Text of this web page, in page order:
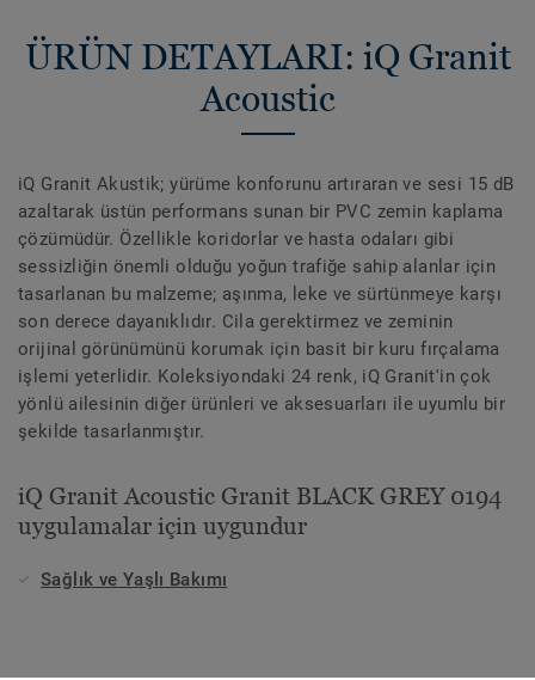
ÜRÜN DETAYLARI: iQ Granit
Acoustic
iQ Granit Akustik; yürüme konforunu artıraran ve sesi 15 dB
azaltarak üstün performans sunan bir PVC zemin kaplama
çözümüdür. Özellikle koridorlar ve hasta odaları gibi
sessizliğin önemli olduğu yoğun trafiğe sahip alanlar için
tasarlanan bu malzeme; aşınma, leke ve sürtünmeye karşı
son derece dayanıklıdır. Cila gerektirmez ve zeminin
orijinal görünümünü korumak için basit bir kuru fırçalama
işlemi yeterlidir. Koleksiyondaki 24 renk, iQ Granit'in çok
yönlü ailesinin diğer ürünleri ve aksesuarları ile uyumlu bir
şekilde tasarlanmıştır.
iQ Granit Acoustic Granit BLACK GREY 0194
uygulamalar için uygundur
Sağlık ve Yaşlı Bakımı